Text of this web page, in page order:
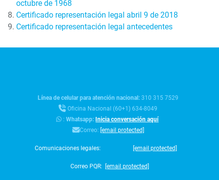
octubre de 1968
Certificado representación legal abril 9 de 2018
Certificado representación legal antecedentes
Línea de celular para atención nacional:310 315 7529
Oficina Nacional (60+1) 634-8049
:Whatsapp: Inicia conversación aquí
Correo: [email protected]
Comunicaciones legales: [email protected]
Correo PQR: [email protected]